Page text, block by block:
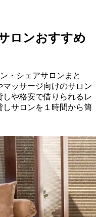
ロンおすすめ
・シェアサロンまと
ッサージ向けのサロン
や格安で借りられるレ
サロンを１時間から簡